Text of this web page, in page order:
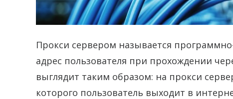
Прокси сервером называется
адрес пользователя при прохождении
выглядит таким образом: на прокси
которого пользователь выходит в